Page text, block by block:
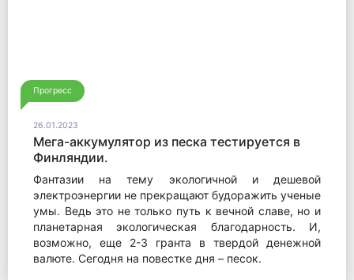
Прогресс
26.01.2023
Мега-аккумулятор из песка тестируется в
Финляндии.
Фантазии на тему экологичной и дешевой
электроэнергии не прекращают будоражить ученые
умы. Ведь это не только путь к вечной славе, но и
планетарная экологическая благодарность. И,
возможно, еще 2-3 гранта в твердой денежной
валюте. Сегодня на повестке дня – песок.